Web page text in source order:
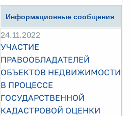
Информационные сообщения
24.11.2022
УЧАСТИЕ
ПРАВООБЛАДАТЕЛЕЙ
ОБЪЕКТОВ НЕДВИЖИМОСТИ
В ПРОЦЕССЕ
ГОСУДАРСТВЕННОЙ
КАДАСТРОВОЙ ОЦЕНКИ